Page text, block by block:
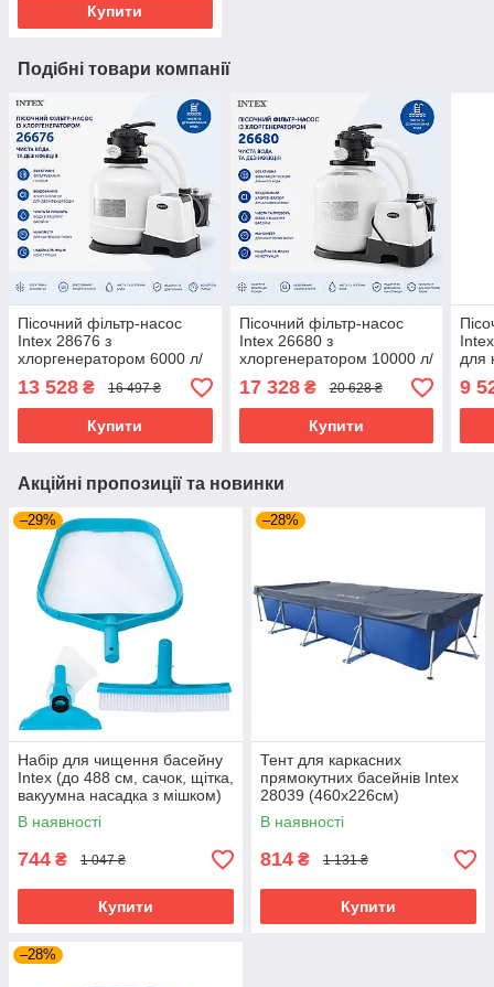
Купити
Подібні товари компанії
Пісочний фільтр-насос
Intex 28676 з
хлоргенератором 6000 л/
год для каркасних
басейнів до 35000 л
13 528 ₴ 16 497 ₴
Купити
Пісочний фільтр-насос
Intex 26680 з
хлоргенератором 10000 л/
год для басейнів до 60000
л
17 328₴ 20 628 ₴
Купити
для
9
Акційні пропозиції та новинки
–29%
Набір для чищення басейну
Intex (до 488 см, сачок, щітка,
вакуумна насадка з мішком)
29056
В наявності
744 ₴ 1 047 ₴
Купити
–28%
Тент для каркасних
прямокутних басейнів Intex
28039 (460x226см)
В наявності
814 ₴ 1 131 ₴
Купити
–28%